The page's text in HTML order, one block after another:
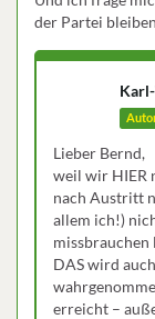
der Partei
Lieber Bernd,
weil wir HIER
nach Austritt
allem ich!)
DAS wird
erreicht –